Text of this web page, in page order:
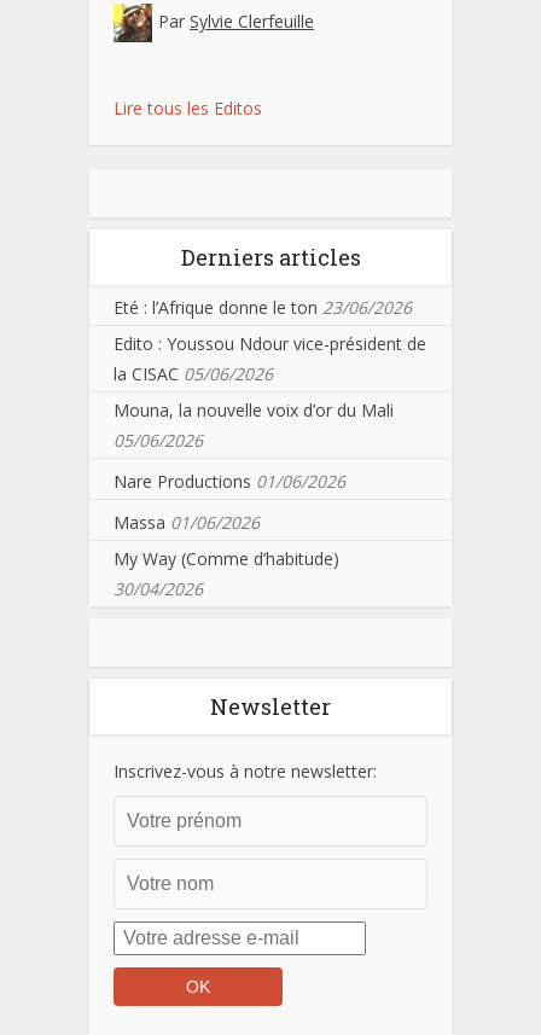
Par Sylvie Clerfeuille
Lire tous les Editos
Derniers articles
Eté : l’Afrique donne le ton 23/06/2026
Edito : Youssou Ndour vice-président de
la CISAC 05/06/2026
Mouna, la nouvelle voix d’or du Mali
05/06/2026
Nare Productions 01/06/2026
Massa 01/06/2026
My Way (Comme d’habitude)
30/04/2026
Newsletter
Inscrivez-vous à notre newsletter: